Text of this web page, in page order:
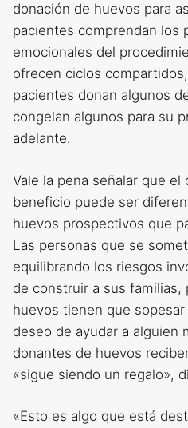
donación de huevos para
pacientes comprendan los
emocionales del
ofrecen ciclos
pacientes donan algunos
congelan algunos para su
adelante.
Vale la pena señalar que
beneficio puede ser
huevos prospectivos que
Las personas que se
equilibrando los riesgos
de construir a sus familias,
huevos tienen que
deseo de ayudar a alguien
donantes de huevos
«sigue siendo un regalo»,
«Esto es algo que está